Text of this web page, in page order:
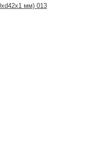
мм) 013